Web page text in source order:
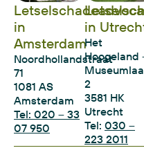
in
Amsterdam
Noordhollandstraat
71
1081 AS
Amsterdam
Tel: 020 – 33
07 950
in
Het
Hoogeland
2
3581 HK
Utrecht
Tel: 030 –
223 2011